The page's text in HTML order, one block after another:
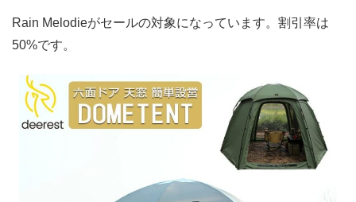
Rain Melodieがセールの対象になっています。割引率は
50%です。